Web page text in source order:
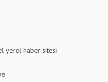
yerel haber sitesi